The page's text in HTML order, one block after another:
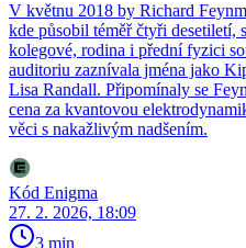
V květnu 2018 by Richard
kde působil téměř čtyři desetiletí,
kolegové, rodina i přední fyzici
auditoriu zaznívala jména jako
Lisa Randall. Připomínaly se
cena za kvantovou
věci s nakažlivým nadšením.
Kód Enigma
27. 2. 2026, 18:09
3 min